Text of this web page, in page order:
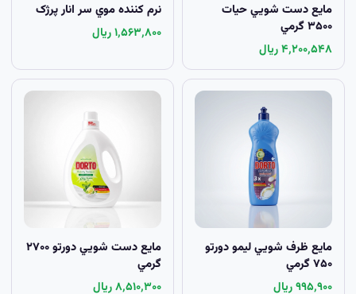
مايع دست شويي حيات
۳۵۰۰ گرمي
۴٬۲۰۰٬۵۴۸ ریال
نرم کننده موي سر انار پرژک
۱٬۵۶۳٬۸۰۰ ریال
مايع ظرف شويي لیمو دورتو
۷۵۰ گرمي
۹۹۵٬۹۰۰ ریال
مايع دست شويي دورتو ۲۷۰۰
گرمي
۸٬۵۱۰٬۳۰۰ ریال